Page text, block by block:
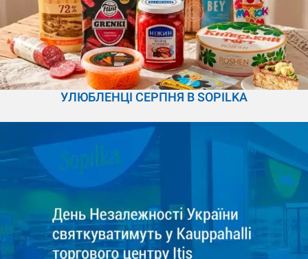
УЛЮБЛЕНЦІ СЕРПНЯ В SOPILKA